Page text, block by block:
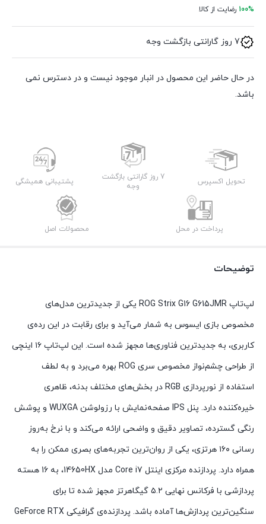
100% رضایت از کالا
7 روز گارانتی بازگشت وجه
در حال حاضر این محصول در انبار موجود نیست و در دسترس نمی
باشد.
تحویل اکسپرس
7 روز گارانتی بازگشت
وجه
پشتیبانی همیشگی
پرداخت در محل محصولات اصل
توضیحات
لپ‌تاپ ROG Strix G16 G615JMR یکی از جدیدترین مدل‌های
مخصوص بازی ایسوس به شمار می‌آید و برای رقابت در این رده‌ی
کاربری، به جدیدترین فناوری‌ها مجهز شده است. این لپ‌تاپ ۱۶ اینچی
از طراحی چشم‌نواز مخصوص سری ROG بهره می‌برد و به لطف
استفاده از نورپردازی RGB در بخش‌های مختلف بدنه، ظاهری
خیره‌کننده دارد. پنل IPS صفحه‌نمایش با رزولوشن WUXGA و پوشش
رنگی گسترده، تصاویر دقیق و واضحی ارائه می‌کند و با نرخ به‌روز
رسانی ۱۶۰ هرتزی، یکی از روان‌ترین تجربه‌های بصری ممکن را به
همراه دارد. پردازنده مرکزی اینتل Core i7 مدل 14650HX، به 16 هسته
پردازشی با فرکانس نهایی ۵.۲ گیگاهرتز مجهز شده تا برای
سنگین‌ترین پردازش‌ها آماده باشد. پردازنده‌ی گرافیکی GeForce RTX